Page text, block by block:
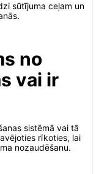
sūtījuma ceļam un
no
vai ir
sistēmā vai tā
rīkoties, lai
nozaudēšanu.